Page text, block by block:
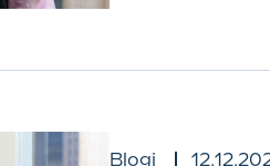
Blogi